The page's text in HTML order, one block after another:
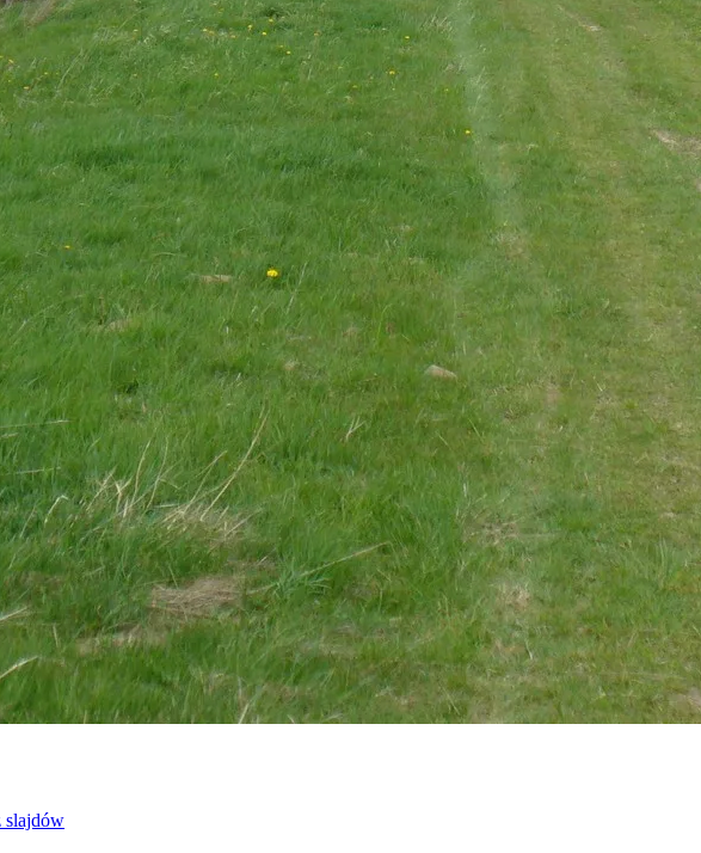
slajdów